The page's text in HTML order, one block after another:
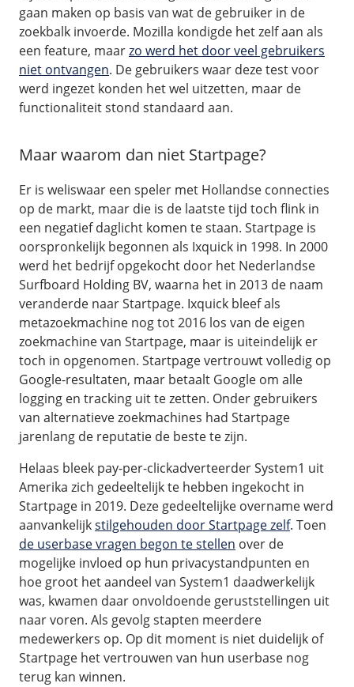
gaan maken op basis van wat de gebruiker in de
zoekbalk invoerde. Mozilla kondigde het zelf aan als
een feature, maarzo werd het door veel gebruikers
niet ontvangen. De gebruikers waar deze test voor
werd ingezet konden het wel uitzetten, maar de
functionaliteit stond standaard aan.
Maar waarom dan niet Startpage?
Er is weliswaar een speler met Hollandse connecties
op de markt, maar die is de laatste tijd toch flink in
een negatief daglicht komen te staan. Startpage is
oorspronkelijk begonnen als Ixquick in 1998. In 2000
werd het bedrijf opgekocht door het Nederlandse
Surfboard Holding BV, waarna het in 2013 de naam
veranderde naar Startpage. Ixquick bleef als
metazoekmachine nog tot 2016 los van de eigen
zoekmachine van Startpage, maar is uiteindelijk er
toch in opgenomen. Startpage vertrouwt volledig op
Google-resultaten, maar betaalt Google om alle
logging en tracking uit te zetten. Onder gebruikers
van alternatieve zoekmachines had Startpage
jarenlang de reputatie de beste te zijn.
Helaas bleek pay-per-clickadverteerder System1 uit
Amerika zich gedeeltelijk te hebben ingekocht in
Startpage in 2019. Deze gedeeltelijke overname werd
aanvankelijkstilgehouden door Startpage zelf. Toen
de userbase vragen begon te stellen over de
mogelijke invloed op hun privacystandpunten en
hoe groot het aandeel van System1 daadwerkelijk
was, kwamen daar onvoldoende geruststellingen uit
naar voren. Als gevolg stapten meerdere
medewerkers op. Op dit moment is niet duidelijk of
Startpage het vertrouwen van hun userbase nog
terug kan winnen.